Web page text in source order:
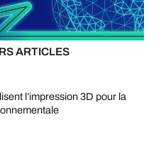
ARTICLES
l’impression 3D pour la